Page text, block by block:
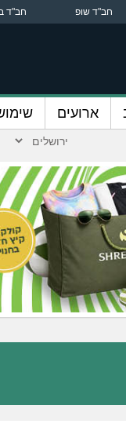
חב"ד שופ חב"ד
ארועים